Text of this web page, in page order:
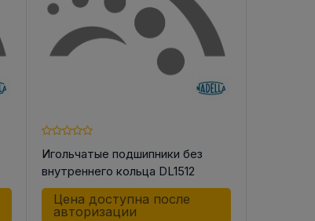
Игольчатые подшипники без
внутреннего кольца DL1512
Цена доступна после
авторизации